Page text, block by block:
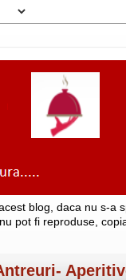
blog, daca nu s-a
pot fi reproduse,